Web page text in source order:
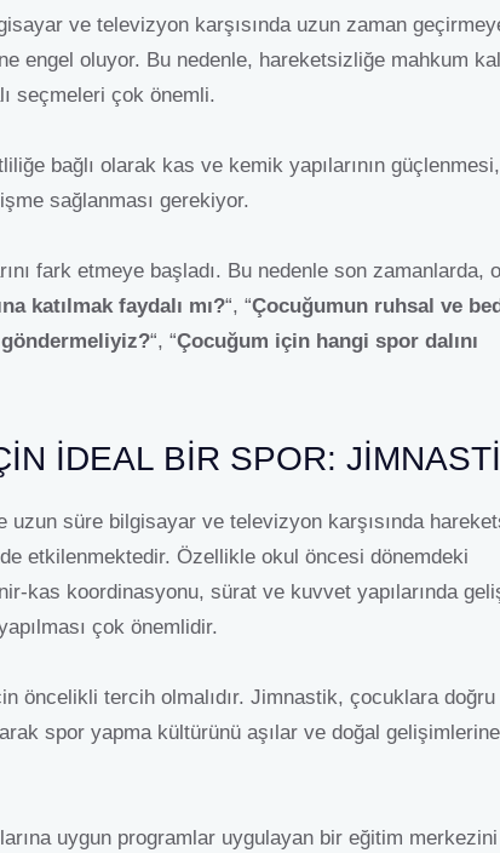
ve televizyon karşısında uzun zaman
engel oluyor. Bu nedenle, hareketsizliğe mahkum
seçmeleri çok önemli.
bağlı olarak kas ve kemik yapılarının
sağlanması gerekiyor.
fark etmeye başladı. Bu nedenle son zamanlarda,
katılmak faydalı mı?“, “Çocuğumun ruhsal ve
“, “Çocuğum için hangi spor dalını
IDEAL BIR SPOR:
süre bilgisayar ve televizyon karşısında
etkilenmektedir. Özellikle okul öncesi dönemdeki
kas koordinasyonu, sürat ve kuvvet yapılarında
çok önemlidir.
öncelikli tercih olmalıdır. Jimnastik, çocuklara doğru
spor yapma kültürünü aşılar ve doğal gelişimlerine
uygun programlar uygulayan bir eğitim